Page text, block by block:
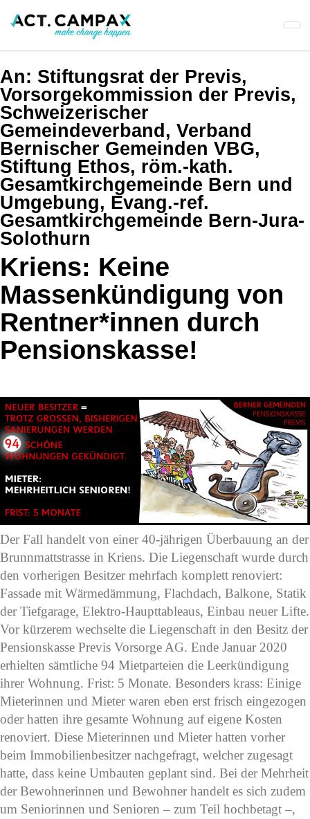
An: Stiftungsrat der Previs,
Vorsorgekommission der Previs,
Schweizerischer
Gemeindeverband, Verband
Bernischer Gemeinden VBG,
Stiftung Ethos, röm.-kath.
Gesamtkirchgemeinde Bern und
Umgebung, Evang.-ref.
Gesamtkirchgemeinde Bern-Jura-
Solothurn
Kriens: Keine
Massenkündigung von
Rentner*innen durch
Pensionskasse!
Der Fall handelt von einer 40-jährigen Überbauung an der
Brunnmattstrasse in Kriens. Die Liegenschaft wurde durch
den vorherigen Besitzer mehrfach komplett renoviert:
Fassade mit Wärmedämmung, Flachdach, Balkone, Statik
der Tiefgarage, Elektro-Haupttableaus, Einbau neuer Lifte.
Vor kürzerem wechselte die Liegenschaft in den Besitz der
Pensionskasse Previs Vorsorge AG. Ende Januar 2020
erhielten sämtliche 94 Mietparteien die Leerkündigung
ihrer Wohnung. Frist: 5 Monate. Besonders krass: Einige
Mieterinnen und Mieter waren eben erst frisch eingezogen
oder hatten ihre gesamte Wohnung auf eigene Kosten
renoviert. Diese Mieterinnen und Mieter hatten vorher
beim Immobilienbesitzer nachgefragt, welcher zugesagt
hatte, dass keine Umbauten geplant sind. Bei der Mehrheit
der Bewohnerinnen und Bewohner handelt es sich zudem
um Seniorinnen und Senioren – zum Teil hochbetagt –,